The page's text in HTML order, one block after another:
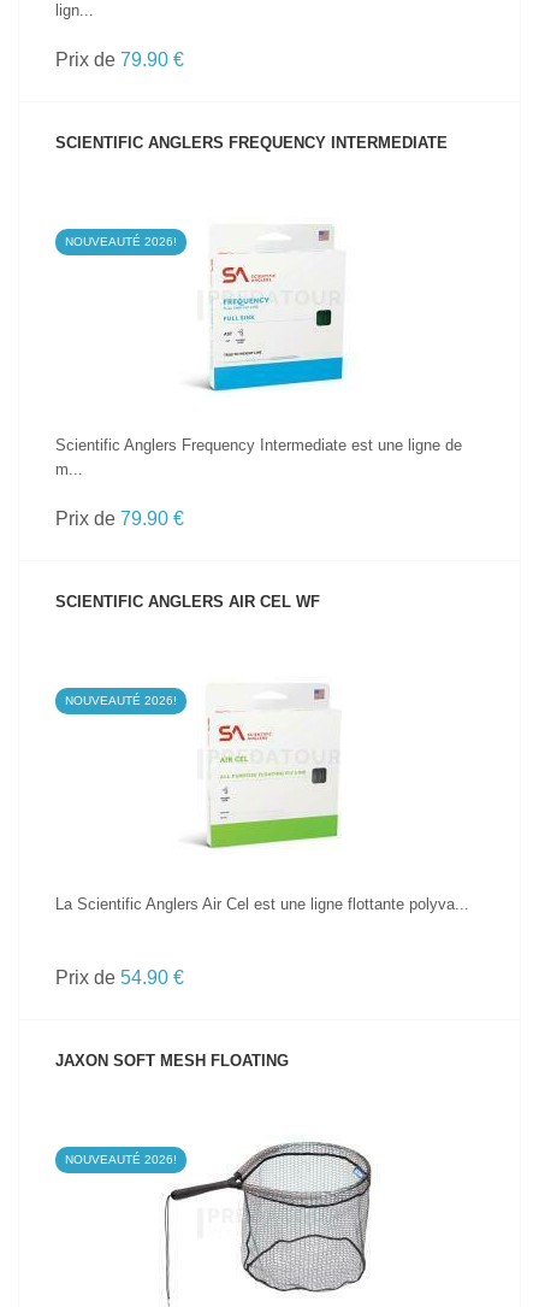
lign...
Prix de 79.90 €
SCIENTIFIC ANGLERS FREQUENCY INTERMEDIATE
NOUVEAUTÉ 2026!
VOIR LE PRODUIT
Scientific Anglers Frequency Intermediate est une ligne de
m...
Prix de 79.90 €
SCIENTIFIC ANGLERS AIR CEL WF
NOUVEAUTÉ 2026!
VOIR LE PRODUIT
La Scientific Anglers Air Cel est une ligne flottante polyva...
Prix de 54.90 €
JAXON SOFT MESH FLOATING
NOUVEAUTÉ 2026!
VOIR LE PRODUIT